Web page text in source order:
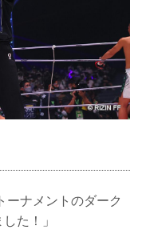
ーナメントのダーク
た！」